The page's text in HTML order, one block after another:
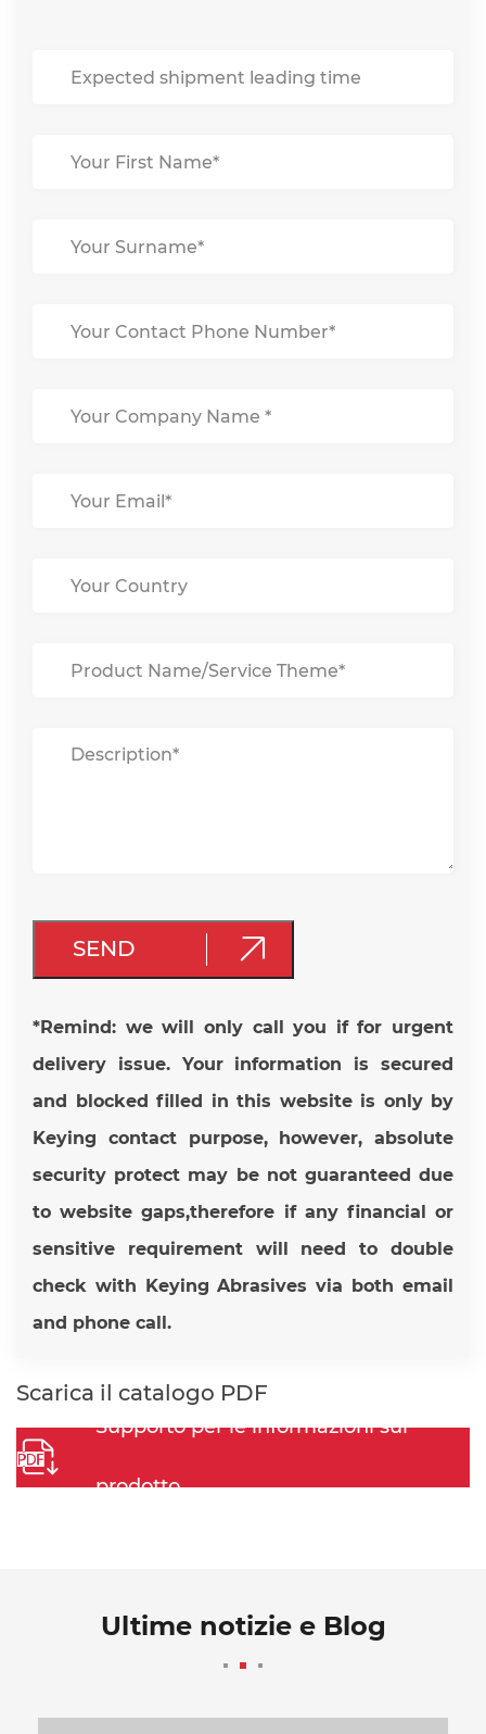
SEND 
*Remind: we will only call you if for urgent
delivery issue. Your information is secured
and blocked filled in this website is only by
Keying contact purpose, however, absolute
security protect may be not guaranteed due
to website gaps,therefore if any financial or
sensitive requirement will need to double
check with Keying Abrasives via both email
and phone call.
Scarica il catalogo PDF

Supporto per le informazioni sul
prodotto
Ultime notizie e Blog